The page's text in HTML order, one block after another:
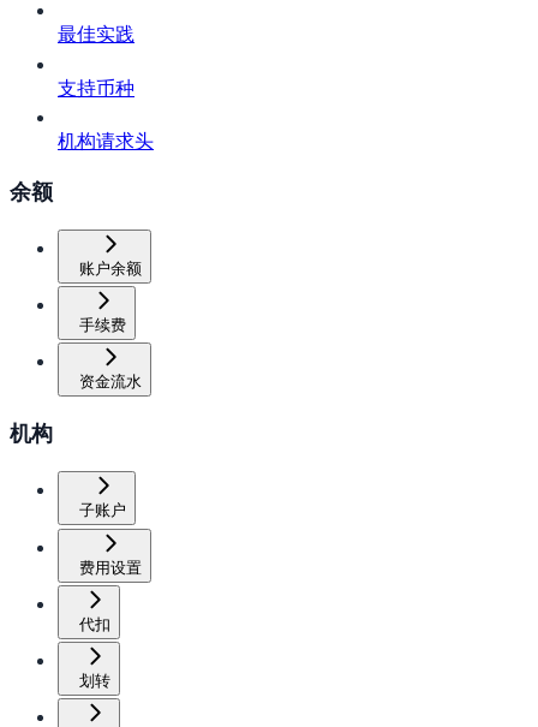
最佳实践
支持币种
机构请求头
余额
账户余额
手续费
资金流水
机构
子账户
费用设置
代扣
划转